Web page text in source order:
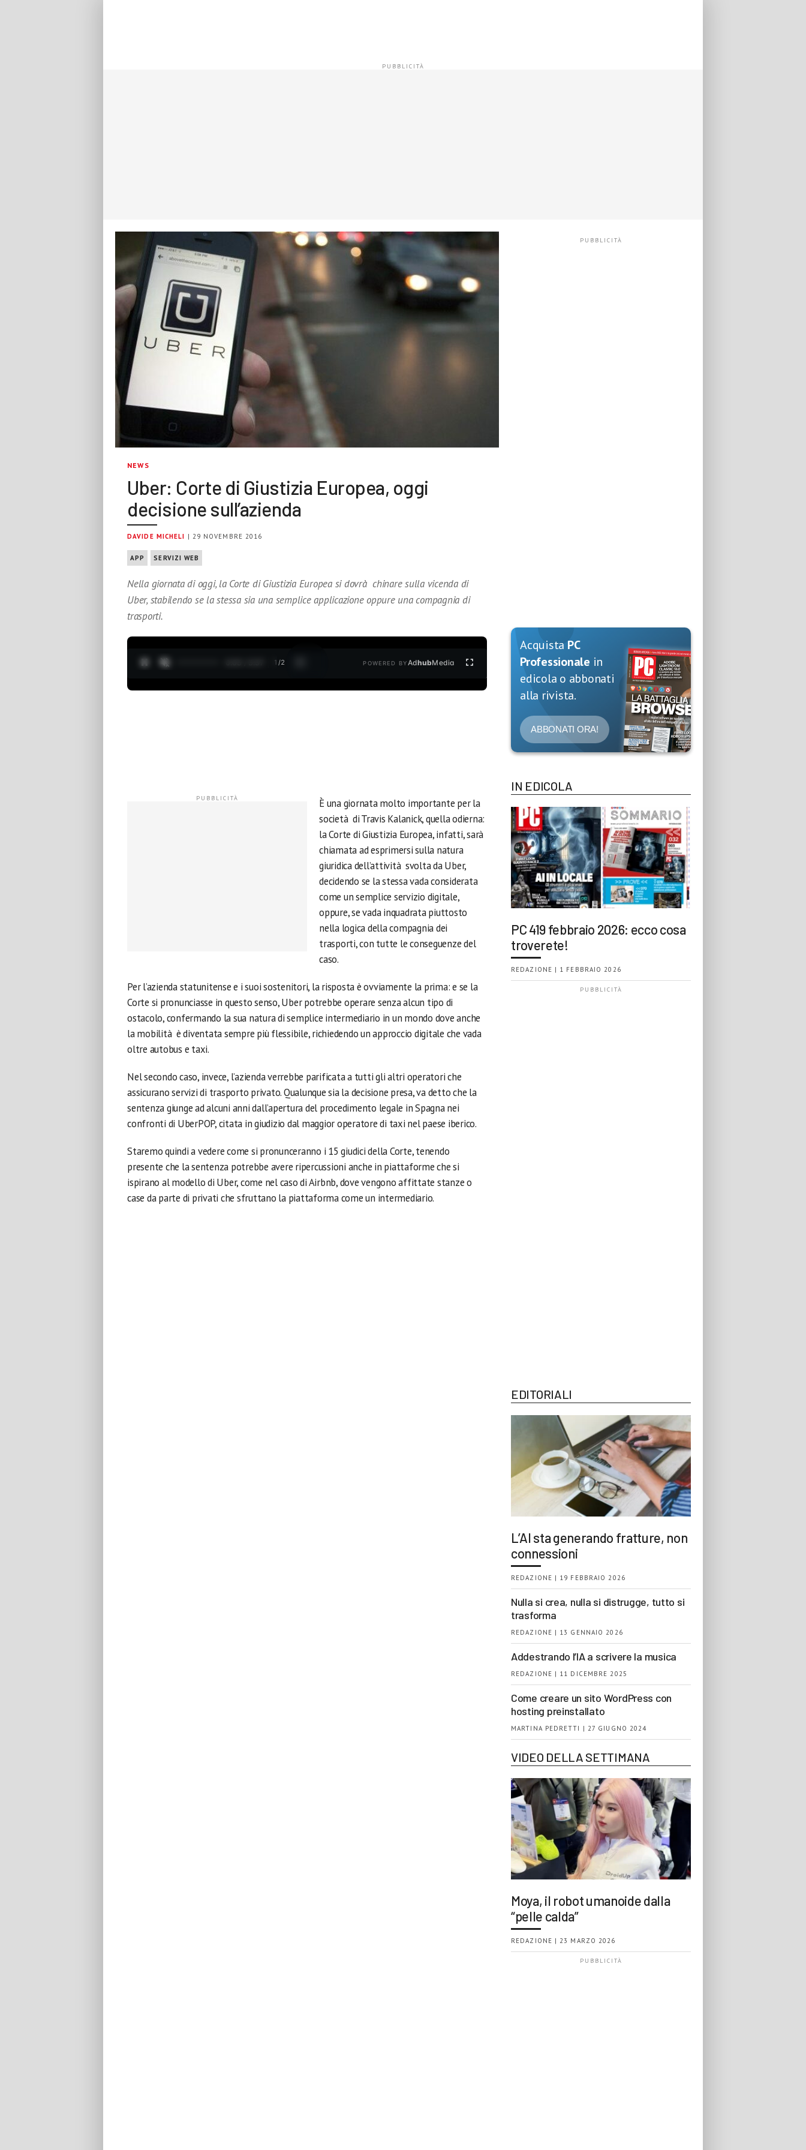
NEWS
Uber: Corte di Giustizia Europea, oggi
decisione sull’azienda
DAVIDE MICHELI | 29 NOVEMBRE 2016
APP SERVIZI WEB
Nella giornata di oggi, la Corte di Giustizia Europea si dovrà chinare sulla vicenda di
Uber, stabilendo se la stessa sia una semplice applicazione oppure una compagnia di
trasporti.
1 /2 POWERED BYAdhubMedia
È una giornata molto importante per la
società di Travis Kalanick, quella odierna:
la Corte di Giustizia Europea, infatti, sarà
chiamata ad esprimersi sulla natura
giuridica dell’attività svolta da Uber,
decidendo se la stessa vada considerata
come un semplice servizio digitale,
oppure, se vada inquadrata piuttosto
nella logica della compagnia dei
trasporti, con tutte le conseguenze del
caso.
Per l’azienda statunitense e i suoi sostenitori, la risposta è ovviamente la prima: e se la
Corte si pronunciasse in questo senso, Uber potrebbe operare senza alcun tipo di
ostacolo, confermando la sua natura di semplice intermediario in un mondo dove anche
la mobilità è diventata sempre più flessibile, richiedendo un approccio digitale che vada
oltre autobus e taxi.
Nel secondo caso, invece, l’azienda verrebbe parificata a tutti gli altri operatori che
assicurano servizi di trasporto privato. Qualunque sia la decisione presa, va detto che la
sentenza giunge ad alcuni anni dall’apertura del procedimento legale in Spagna nei
confronti di UberPOP, citata in giudizio dal maggior operatore di taxi nel paese iberico.
Staremo quindi a vedere come si pronunceranno i 15 giudici della Corte, tenendo
presente che la sentenza potrebbe avere ripercussioni anche in piattaforme che si
ispirano al modello di Uber, come nel caso di Airbnb, dove vengono affittate stanze o
case da parte di privati che sfruttano la piattaforma come un intermediario.
Acquista PC
Professionale in
edicola o abbonati
alla rivista.
ABBONATI ORA!
IN EDICOLA
PC 419 febbraio 2026: ecco cosa
troverete!
REDAZIONE | 1 FEBBRAIO 2026
EDITORIALI
L’AI sta generando fratture, non
connessioni
REDAZIONE | 19 FEBBRAIO 2026
Nulla si crea, nulla si distrugge, tutto si
trasforma
REDAZIONE | 13 GENNAIO 2026
Addestrando l’IA a scrivere la musica
REDAZIONE | 11 DICEMBRE 2025
Come creare un sito WordPress con
hosting preinstallato
MARTINA PEDRETTI | 27 GIUGNO 2024
VIDEO DELLA SETTIMANA
Moya, il robot umanoide dalla
“pelle calda”
REDAZIONE | 23 MARZO 2026